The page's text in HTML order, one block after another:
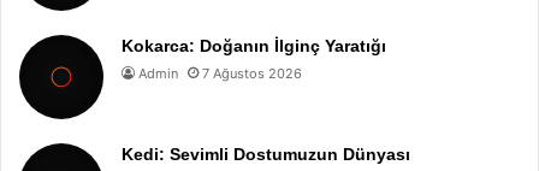
Kokarca: Doğanın İlginç Yaratığı
Admin 7 Ağustos 2026
Kedi: Sevimli Dostumuzun Dünyası